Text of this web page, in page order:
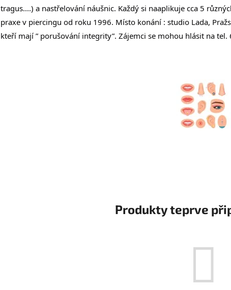
tragus....) a nastřelování náušnic. Každý si naaplikuje cca 5
praxe v piercingu od roku 1996. Místo konání : studio Lada,
kteří mají ” porušování integrity”. Zájemci se mohou hlásit na
Produkty teprve